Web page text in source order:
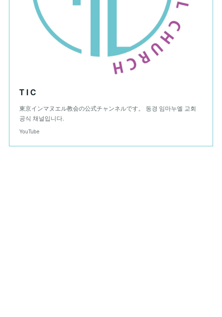
T I C
東京インマヌエル教会の公式チャンネルです。 동경 임마누엘 교회
공식 채널입니다.
YouTube